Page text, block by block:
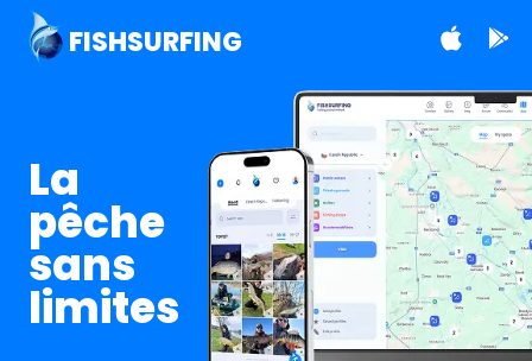
FISHSURFING
La
pêche
sans
limites